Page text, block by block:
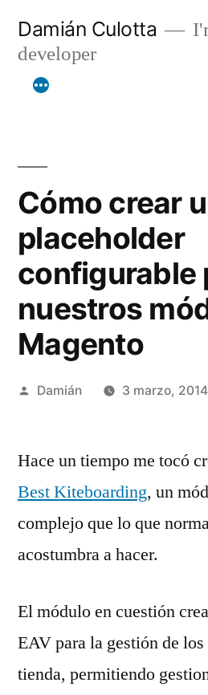
contenido
Damián Culotta
developer
Cómo crear
placeholder
configurable
nuestros
Magento
Publicado
Damián 3 marzo, 2014
Hace un tiempo me tocó
Best Kiteboarding, un
complejo que lo que
acostumbra a hacer.
El módulo en cuestión
EAV para la gestión de
tienda, permitiendo